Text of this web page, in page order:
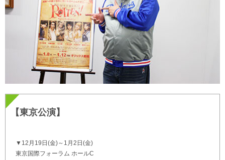
【東京公演】
▼12月19日(金)～1月2日(金)
東京国際フォーラム ホールC